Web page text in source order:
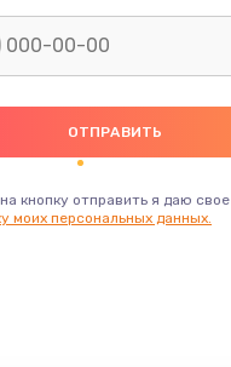
кнопку отправить я даю свое
моих персональных данных.